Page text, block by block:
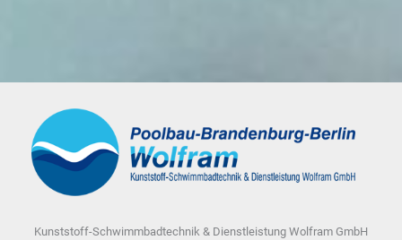
Kunststoff-Schwimmbadtechnik & Dienstleistung Wolfram GmbH